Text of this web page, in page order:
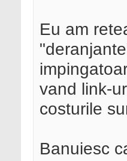
Eu am
vand link-
costurile
Banuiesc